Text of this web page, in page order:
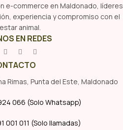
e-commerce en Maldonado, líderes
experiencia y compromiso con el
animal.
EN REDES
Rimas, Punta del Este, Maldonado
066 (Solo Whatsapp)
001 011 (Solo llamadas)